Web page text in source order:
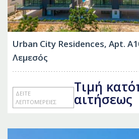
Urban City Residences, Apt.
Λεμεσός
ΔΕΊΤΕ
ΛΕΠΤΟΜΈΡΕΙΕΣ
Τιμή
αιτήσεως